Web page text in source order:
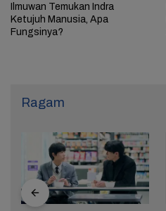
Ilmuwan Temukan Indra
Ketujuh Manusia, Apa
Fungsinya?
Ragam